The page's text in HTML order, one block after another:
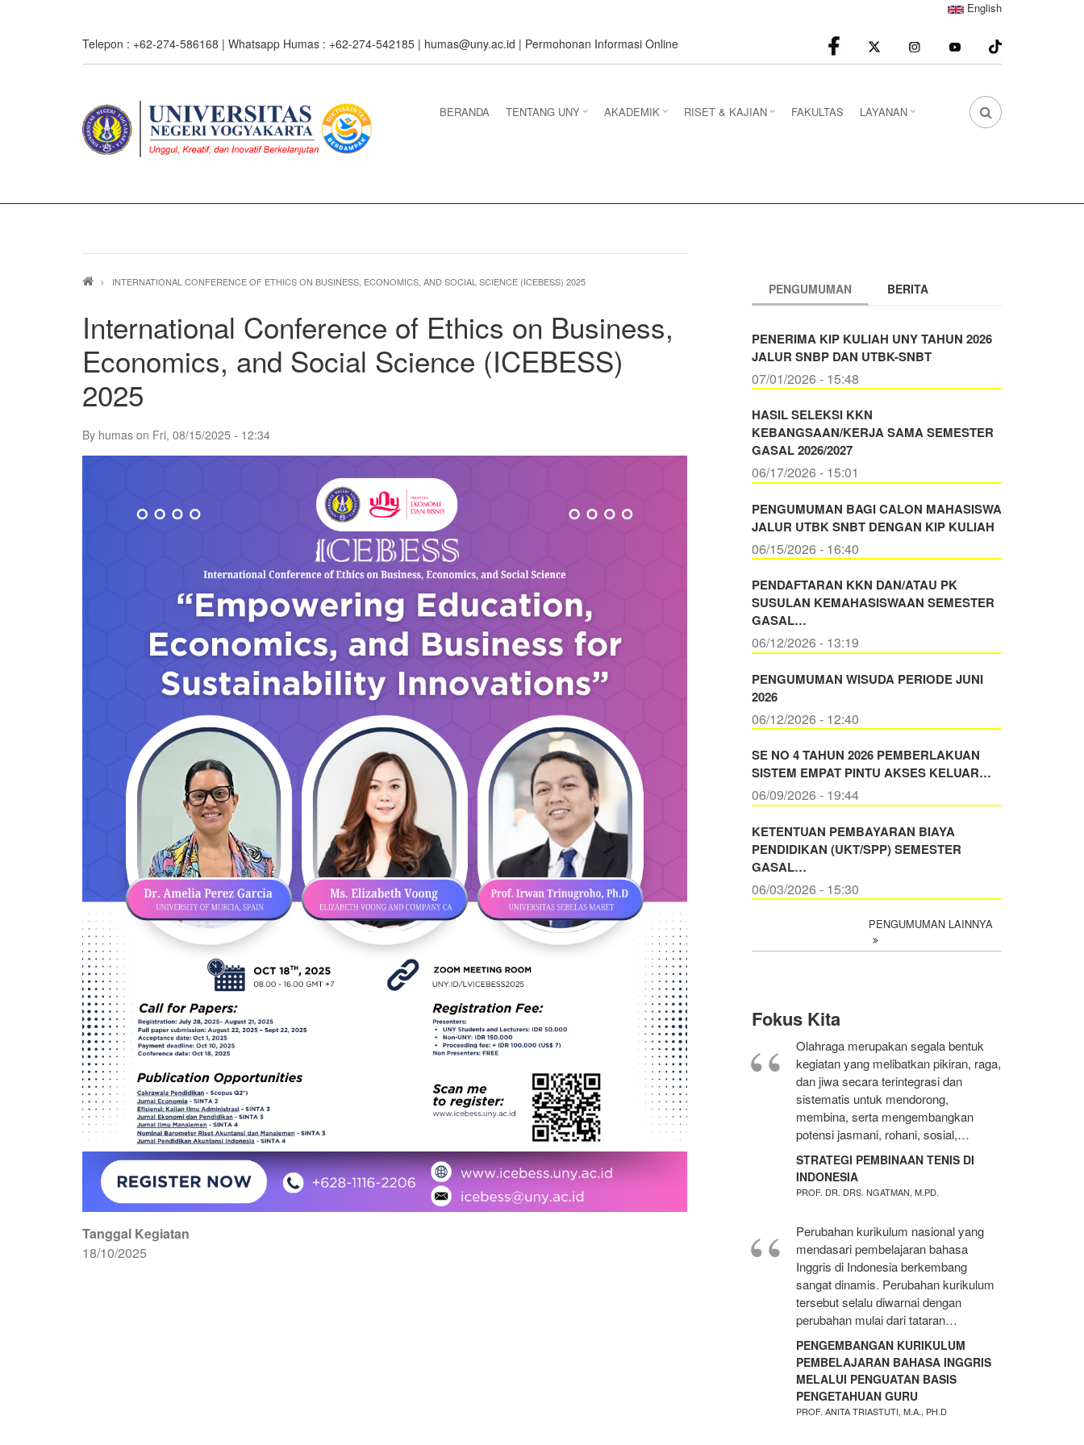
English
Telepon : +62-274-586168 | Whatsapp Humas : +62-274-542185 | humas@uny.ac.id | Permohonan Informasi Online facebook Instagram youtube
FA
BERANDA TENTANG UNY AKADEMIK RISET & KAJIAN FAKULTAS LAYANAN
Breadcrumb
INTERNATIONAL CONFERENCE OF ETHICS ON BUSINESS, ECONOMICS, AND SOCIAL SCIENCE (ICEBESS) 2025
International Conference of Ethics on Business,
Economics, and Social Science (ICEBESS)
2025
By humas on Fri, 08/15/2025 - 12:34
Tanggal Kegiatan
18/10/2025
PENGUMUMAN BERITA
PENERIMA KIP KULIAH UNY TAHUN 2026
JALUR SNBP DAN UTBK-SNBT
07/01/2026 - 15:48
HASIL SELEKSI KKN
KEBANGSAAN/KERJA SAMA SEMESTER
GASAL 2026/2027
06/17/2026 - 15:01
PENGUMUMAN BAGI CALON MAHASISWA
JALUR UTBK SNBT DENGAN KIP KULIAH
06/15/2026 - 16:40
PENDAFTARAN KKN DAN/ATAU PK
SUSULAN KEMAHASISWAAN SEMESTER
GASAL…
06/12/2026 - 13:19
PENGUMUMAN WISUDA PERIODE JUNI
2026
06/12/2026 - 12:40
SE NO 4 TAHUN 2026 PEMBERLAKUAN
SISTEM EMPAT PINTU AKSES KELUAR…
06/09/2026 - 19:44
KETENTUAN PEMBAYARAN BIAYA
PENDIDIKAN (UKT/SPP) SEMESTER
GASAL…
06/03/2026 - 15:30
PENGUMUMAN LAINNYA
Fokus Kita
Olahraga merupakan segala bentuk
kegiatan yang melibatkan pikiran, raga,
dan jiwa secara terintegrasi dan
sistematis untuk mendorong,
membina, serta mengembangkan
potensi jasmani, rohani, sosial,…
STRATEGI PEMBINAAN TENIS DI
INDONESIA
PROF. DR. DRS. NGATMAN, M.PD.
Perubahan kurikulum nasional yang
mendasari pembelajaran bahasa
Inggris di Indonesia berkembang
sangat dinamis. Perubahan kurikulum
tersebut selalu diwarnai dengan
perubahan mulai dari tataran…
PENGEMBANGAN KURIKULUM
PEMBELAJARAN BAHASA INGGRIS
MELALUI PENGUATAN BASIS
PENGETAHUAN GURU
PROF. ANITA TRIASTUTI, M.A., PH.D